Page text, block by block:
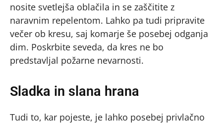
nosite svetlejša oblačila in se zaščitite z
naravnim repelentom. Lahko pa tudi pripravite
večer ob kresu, saj komarje še posebej odganja
dim. Poskrbite seveda, da kres ne bo
predstavljal požarne nevarnosti.
Sladka in slana hrana
Tudi to, kar pojeste, je lahko posebej privlačno